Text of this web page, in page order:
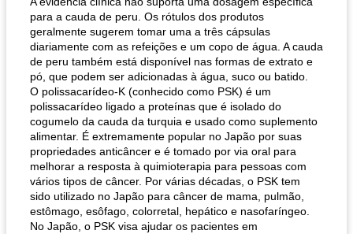
para a cauda de peru. Os rótulos dos produtos
geralmente sugerem tomar uma a três cápsulas
diariamente com as refeições e um copo de água. A cauda
de peru também está disponível nas formas de extrato e
pó, que podem ser adicionadas à água, suco ou batido.
O polissacarídeo-K (conhecido como PSK) é um
polissacarídeo ligado a proteínas que é isolado do
cogumelo da cauda da turquia e usado como suplemento
alimentar. É extremamente popular no Japão por suas
propriedades anticâncer e é tomado por via oral para
melhorar a resposta à quimioterapia para pessoas com
vários tipos de câncer. Por várias décadas, o PSK tem
sido utilizado no Japão para câncer de mama, pulmão,
estômago, esôfago, colorretal, hepático e nasofaríngeo.
No Japão, o PSK visa ajudar os pacientes em